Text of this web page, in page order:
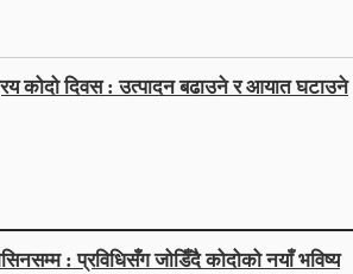
कोदो दिवस : उत्पादन बढाउने र आयात घटाउने
: प्रविधिसँग जोडिँदै कोदोको नयाँ भविष्य